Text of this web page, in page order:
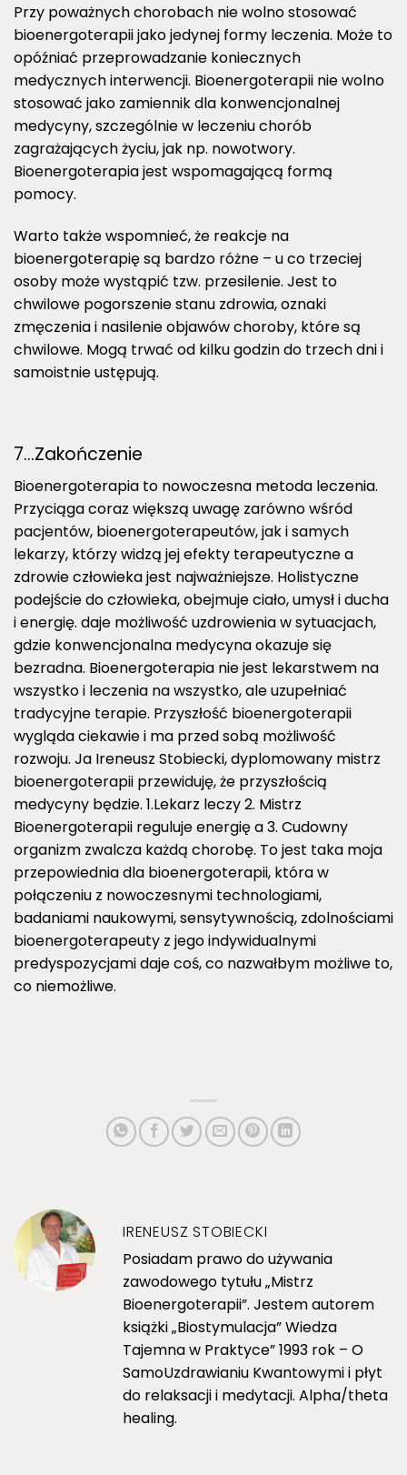
Przy poważnych chorobach nie wolno stosować
bioenergoterapii jako jedynej formy leczenia. Może to
opóźniać przeprowadzanie koniecznych
medycznych interwencji. Bioenergoterapii nie wolno
stosować jako zamiennik dla konwencjonalnej
medycyny, szczególnie w leczeniu chorób
zagrażających życiu, jak np. nowotwory.
Bioenergoterapia jest wspomagającą formą
pomocy.
Warto także wspomnieć, że reakcje na
bioenergoterapię są bardzo różne – u co trzeciej
osoby może wystąpić tzw. przesilenie. Jest to
chwilowe pogorszenie stanu zdrowia, oznaki
zmęczenia i nasilenie objawów choroby, które są
chwilowe. Mogą trwać od kilku godzin do trzech dni i
samoistnie ustępują.
7…Zakończenie
Bioenergoterapia to nowoczesna metoda leczenia.
Przyciąga coraz większą uwagę zarówno wśród
pacjentów, bioenergoterapeutów, jak i samych
lekarzy, którzy widzą jej efekty terapeutyczne a
zdrowie człowieka jest najważniejsze. Holistyczne
podejście do człowieka, obejmuje ciało, umysł i ducha
i energię. daje możliwość uzdrowienia w sytuacjach,
gdzie konwencjonalna medycyna okazuje się
bezradna. Bioenergoterapia nie jest lekarstwem na
wszystko i leczenia na wszystko, ale uzupełniać
tradycyjne terapie. Przyszłość bioenergoterapii
wygląda ciekawie i ma przed sobą możliwość
rozwoju. Ja Ireneusz Stobiecki, dyplomowany mistrz
bioenergoterapii przewiduję, że przyszłością
medycyny będzie. 1.Lekarz leczy 2. Mistrz
Bioenergoterapii reguluje energię a 3. Cudowny
organizm zwalcza każdą chorobę. To jest taka moja
przepowiednia dla bioenergoterapii, która w
połączeniu z nowoczesnymi technologiami,
badaniami naukowymi, sensytywnością, zdolnościami
bioenergoterapeuty z jego indywidualnymi
predyspozycjami daje coś, co nazwałbym możliwe to,
co niemożliwe.
IRENEUSZ STOBIECKI
Posiadam prawo do używania
zawodowego tytułu „Mistrz
Bioenergoterapii”. Jestem autorem
książki „Biostymulacja” Wiedza
Tajemna w Praktyce” 1993 rok – O
SamoUzdrawianiu Kwantowymi i płyt
do relaksacji i medytacji. Alpha/theta
healing.